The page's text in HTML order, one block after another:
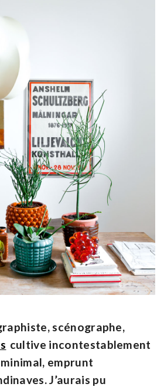
scénographe,
cultive incontestablement
emprunt
J’aurais pu